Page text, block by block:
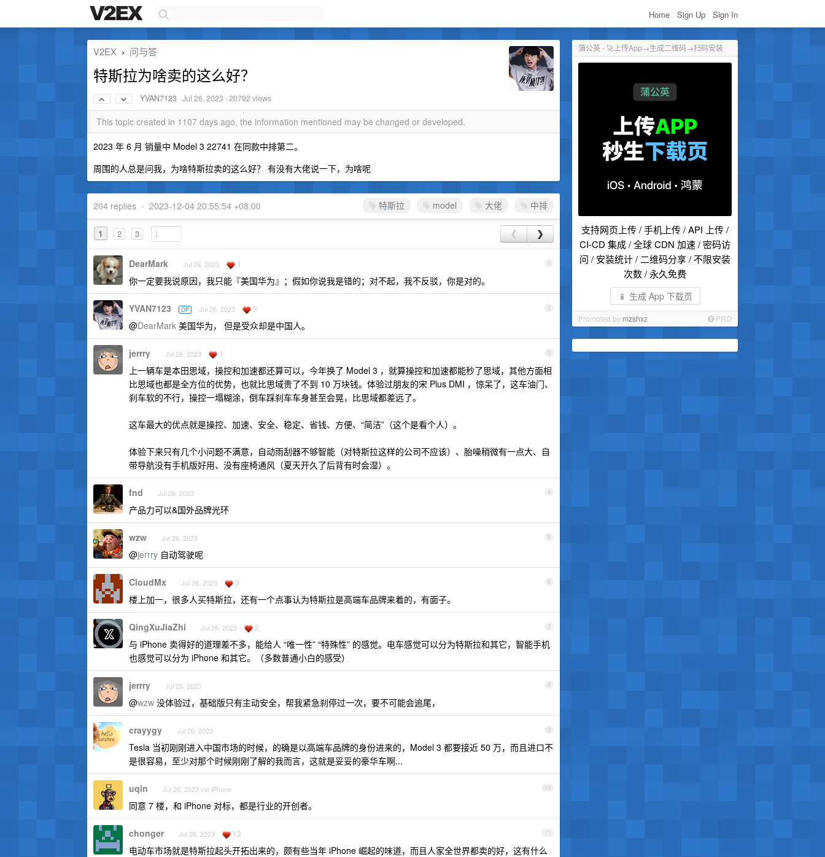
Home Sign Up Sign In
蒲公英 - 🚀上传App→生成二维码→扫码安装
支持网页上传 / 手机上传 / API 上传 /
CI-CD 集成 / 全球 CDN 加速 / 密码访
问 / 安装统计 / 二维码分享 / 不限安装
次数 / 永久免费
📱 生成 App 下载页
Promoted by mzshxz PRO
V2EX › 问与答
特斯拉为啥卖的这么好？
YVAN7123 ·Jul 26, 2023 · 20792 views
This topic created in 1107 days ago, the information mentioned may be changed or developed.
2023 年 6 月 销量中 Model 3 22741 在同款中排第二。
周围的人总是问我，为啥特斯拉卖的这么好？ 有没有大佬说一下，为啥呢
特斯拉 model 大佬 中排
204 replies • 2023-12-04 20:55:54 +08:00
1 2 3 ❮ ❯
1
DearMark Jul 26, 2023 1
你一定要我说原因，我只能『美国华为』；假如你说我是错的；对不起，我不反驳，你是对的。
2
YVAN7123 OP Jul 26, 2023 9
@DearMark 美国华为， 但是受众却是中国人。
3
jerrry Jul 26, 2023 1
上一辆车是本田思域，操控和加速都还算可以，今年换了 Model 3 ，就算操控和加速都能秒了思域，其他方面相
比思域也都是全方位的优势，也就比思域贵了不到 10 万块钱。体验过朋友的宋 Plus DMI ，惊呆了，这车油门、
刹车软的不行，操控一塌糊涂，倒车踩刹车车身甚至会晃，比思域都差远了。
这车最大的优点就是操控、加速、安全、稳定、省钱、方便、“简洁”（这个是看个人）。
体验下来只有几个小问题不满意，自动雨刮器不够智能（对特斯拉这样的公司不应该）、胎噪稍微有一点大、自
带导航没有手机版好用、没有座椅通风（夏天开久了后背有时会湿）。
4
fnd Jul 26, 2023
产品力可以&国外品牌光环
5
wzw Jul 26, 2023
@jerrry 自动驾驶呢
6
CloudMx Jul 26, 2023 3
楼上加一，很多人买特斯拉，还有一个点事认为特斯拉是高端车品牌来着的，有面子。
7
QingXuJiaZhi Jul 26, 2023 2
与 iPhone 卖得好的道理差不多，能给人 “唯一性” “特殊性” 的感觉。电车感觉可以分为特斯拉和其它，智能手机
也感觉可以分为 iPhone 和其它。（多数普通小白的感受）
8
jerrry Jul 26, 2023
@wzw 没体验过，基础版只有主动安全，帮我紧急刹停过一次，要不可能会追尾，
9
crayygy Jul 26, 2023
Tesla 当初刚刚进入中国市场的时候，的确是以高端车品牌的身份进来的，Model 3 都要接近 50 万，而且进口不
是很容易，至少对那个时候刚刚了解的我而言，这就是妥妥的豪华车啊...
10
uqin Jul 26, 2023 via iPhone
同意 7 楼，和 iPhone 对标，都是行业的开创者。
11
chonger Jul 26, 2023 12
电动车市场就是特斯拉起头开拓出来的，颇有些当年 iPhone 崛起的味道，而且人家全世界都卖的好，这有什么